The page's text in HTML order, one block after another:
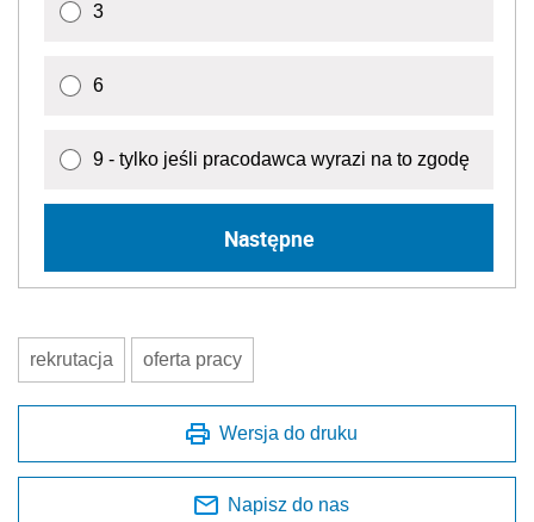
3
6
9 - tylko jeśli pracodawca wyrazi na to zgodę
Następne
rekrutacja oferta pracy
Wersja do druku
Napisz do nas